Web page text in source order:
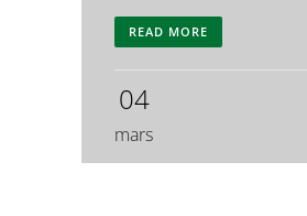
READ MORE
04
mars